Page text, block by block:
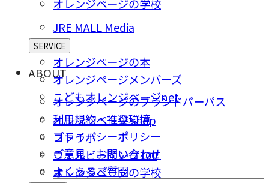
オレンジページの学校
JRE MALL Media
SERVICE
オレンジページの本
オレンジページメンバーズ
こどもオレンジページnet
オレンジページ shop
コトラボ
ウェルビーイング100
オレンジページの学校
ABOUT
オレンジページのブランドパーパス
利用規約・推奨環境
プライバシーポリシー
ご意⾒・お問い合わせ
よくあるご質問